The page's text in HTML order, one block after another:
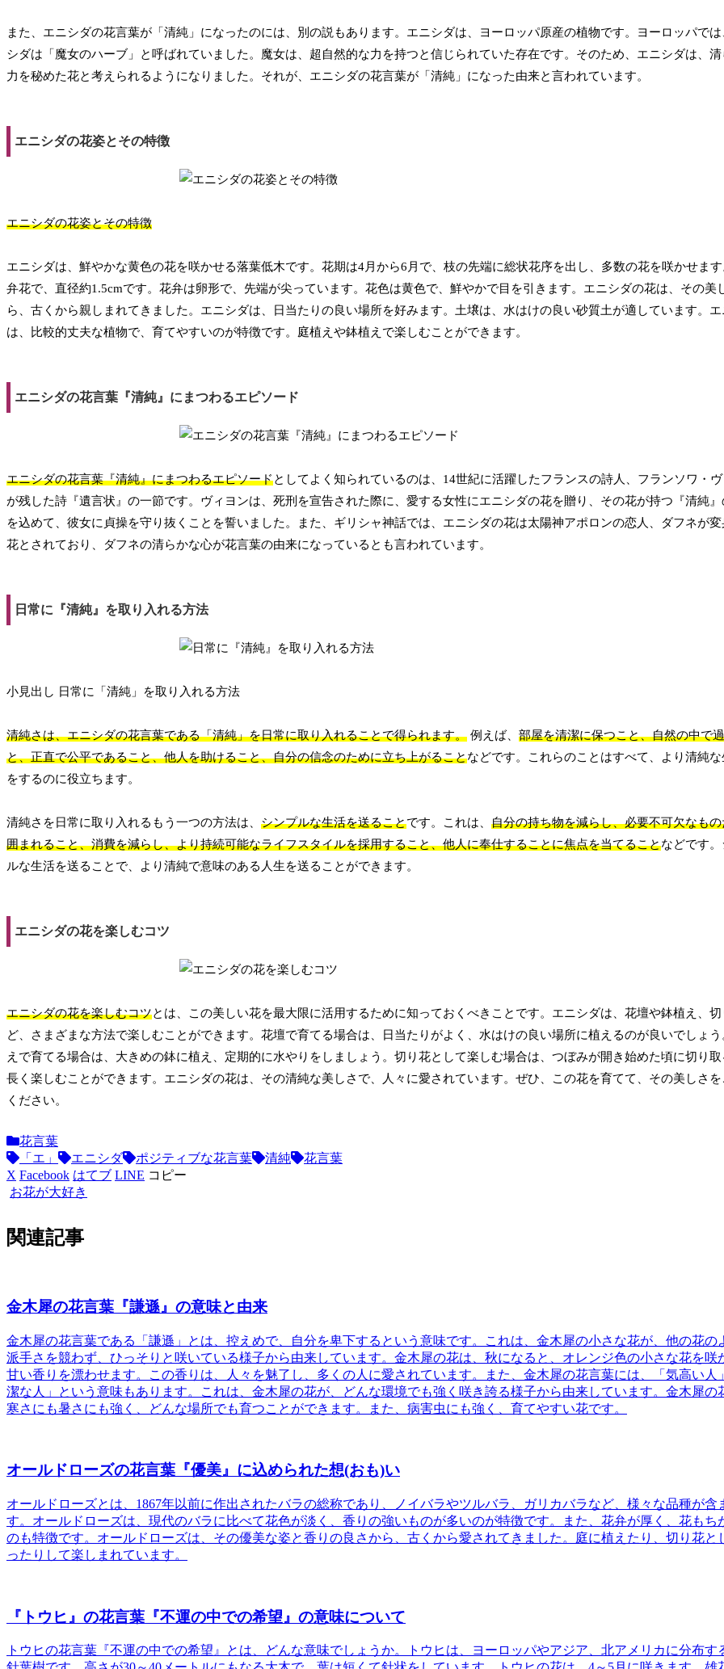
また、エニシダの花言葉が「清純」になったのには、別の説もあります。エニシダは、ヨーロッパ原産の植物です。ヨーロッパでは
シダは「魔女のハーブ」と呼ばれていました。魔女は、超自然的な力を持つと信じられていた存在です。そのため、エニシダは、清
力を秘めた花と考えられるようになりました。それが、エニシダの花言葉が「清純」になった由来と言われています。
エニシダの花姿とその特徴
エニシダの花姿とその特徴
エニシダは、鮮やかな黄色の花を咲かせる落葉低木です。花期は4月から6月で、枝の先端に総状花序を出し、多数の花を咲かせま
弁花で、直径約1.5cmです。花弁は卵形で、先端が尖っています。花色は黄色で、鮮やかで目を引きます。エニシダの花は、その美
ら、古くから親しまれてきました。エニシダは、日当たりの良い場所を好みます。土壌は、水はけの良い砂質土が適しています。
は、比較的丈夫な植物で、育てやすいのが特徴です。庭植えや鉢植えで楽しむことができます。
エニシダの花言葉『清純』にまつわるエピソード
エニシダの花言葉『清純』にまつわるエピソードとしてよく知られているのは、14世紀に活躍したフランスの詩人、フランソワ・
が残した詩『遺言状』の一節です。ヴィヨンは、死刑を宣告された際に、愛する女性にエニシダの花を贈り、その花が持つ『清純
を込めて、彼女に貞操を守り抜くことを誓いました。また、ギリシャ神話では、エニシダの花は太陽神アポロンの恋人、ダフネが変
花とされており、ダフネの清らかな心が花言葉の由来になっているとも言われています。
日常に『清純』を取り入れる方法
小見出し 日常に「清純」を取り入れる方法
清純さは、エニシダの花言葉である「清純」を日常に取り入れることで得られます。 例えば、 部屋を清潔に保つこと、自然の中で
と、正直で公平であること、他人を助けること、自分の信念のために立ち上がることなどです。これらのことはすべて、より清純
をするのに役立ちます。
清純さを日常に取り入れるもう一つの方法は、 シンプルな生活を送ることです。これは、 自分の持ち物を減らし、必要不可欠なも
囲まれること、消費を減らし、より持続可能なライフスタイルを採用すること、他人に奉仕することに焦点を当てることなどです
ルな生活を送ることで、より清純で意味のある人生を送ることができます。
エニシダの花を楽しむコツ
エニシダの花を楽しむコツとは、この美しい花を最大限に活用するために知っておくべきことです。エニシダは、花壇や鉢植え、切
ど、さまざまな方法で楽しむことができます。花壇で育てる場合は、日当たりがよく、水はけの良い場所に植えるのが良いでしょう
えで育てる場合は、大きめの鉢に植え、定期的に水やりをしましょう。切り花として楽しむ場合は、つぼみが開き始めた頃に切り取
長く楽しむことができます。エニシダの花は、その清純な美しさで、人々に愛されています。ぜひ、この花を育てて、その美しさ
ください。
花言葉
「エ」
エニシダ ポジティブな花言葉 清純
花言葉
X Facebook はてブ LINE コピー
お花が大好き
関連記事
金木犀の花言葉『謙遜』の意味と由来
金木犀の花言葉である「謙遜」とは、控えめで、自分を卑下するという意味です。これは、金木犀の小さな花が、他の花の
派手さを競わず、ひっそりと咲いている様子から由来しています。金木犀の花は、秋になると、オレンジ色の小さな花を咲
甘い香りを漂わせます。この香りは、人々を魅了し、多くの人に愛されています。
また、金木犀の花言葉には、「気高い人
潔な人」という意味もあります。これは、金木犀の花が、どんな環境でも強く咲き誇る様子から由来しています。金木犀の
寒さにも暑さにも強く、どんな場所でも育つことができます。また、病害虫にも強く、育てやすい花です。
オールドローズの花言葉『優美』に込められた想(おも)い
オールドローズとは 、1867年以前に作出されたバラの総称であり、ノイバラやツルバラ、ガリカバラなど、様々な品種が含
す。オールドローズは、現代のバラに比べて花色が淡く、香りの強いものが多いのが特徴です。また、花弁が厚く、花もち
のも特徴です。オールドローズは、その優美な姿と香りの良さから、古くから愛されてきました。庭に植えたり、切り花と
ったりして楽しまれています。
『トウヒ』の花言葉『不運の中での希望』の意味について
トウヒの花言葉『不運の中での希望』
とは、どんな意味でしょうか。トウヒは、ヨーロッパやアジア、北アメリカに分布す